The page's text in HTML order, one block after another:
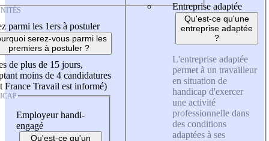
parmi les 1ers à postuler
serez-vous parmi les
premiers à postuler ?
de plus de 15 jours,
moins de 4 candidatures
France Travail est informé)
Employeur handi-
engagé
Qu'est-ce qu'un
Entreprise adaptée
Qu'est-ce qu'une
entreprise adaptée
?
L'entreprise adaptée
permet à un travailleur
en situation de
handicap d'exercer
une activité
professionnelle dans
des conditions
adaptées à ses